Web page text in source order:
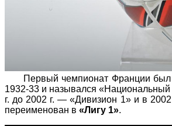
Первый чемпионат Франции был
1932-33 и назывался «Национальный
г. до 2002 г. — «Дивизион 1» и в
переименован в «Лигу 1».